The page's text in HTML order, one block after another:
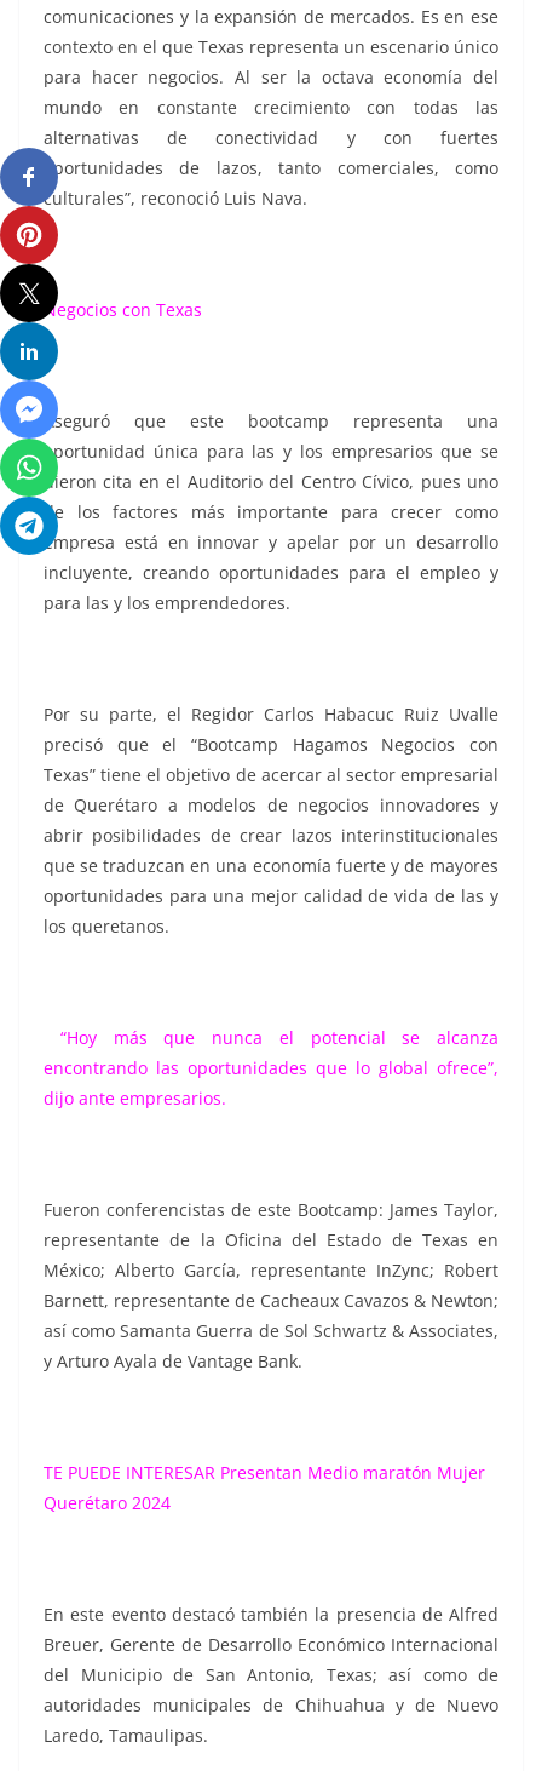
comunicaciones y la expansión de mercados. Es en ese
contexto en el que Texas representa un escenario único
para hacer negocios. Al ser la octava economía del
mundo en constante crecimiento con todas las
alternativas de conectividad y con fuertes
oportunidades de lazos, tanto comerciales, como
culturales”, reconoció Luis Nava.
Negocios con Texas
Aseguró que este bootcamp representa una
oportunidad única para las y los empresarios que se
dieron cita en el Auditorio del Centro Cívico, pues uno
de los factores más importante para crecer como
empresa está en innovar y apelar por un desarrollo
incluyente, creando oportunidades para el empleo y
para las y los emprendedores.
Por su parte, el Regidor Carlos Habacuc Ruiz Uvalle
precisó que el “Bootcamp Hagamos Negocios con
Texas” tiene el objetivo de acercar al sector empresarial
de Querétaro a modelos de negocios innovadores y
abrir posibilidades de crear lazos interinstitucionales
que se traduzcan en una economía fuerte y de mayores
oportunidades para una mejor calidad de vida de las y
los queretanos.
“Hoy más que nunca el potencial se alcanza
encontrando las oportunidades que lo global ofrece”,
dijo ante empresarios.
Fueron conferencistas de este Bootcamp: James Taylor,
representante de la Oficina del Estado de Texas en
México; Alberto García, representante InZync; Robert
Barnett, representante de Cacheaux Cavazos & Newton;
así como Samanta Guerra de Sol Schwartz & Associates,
y Arturo Ayala de Vantage Bank.
TE PUEDE INTERESAR Presentan Medio maratón Mujer
Querétaro 2024
En este evento destacó también la presencia de Alfred
Breuer, Gerente de Desarrollo Económico Internacional
del Municipio de San Antonio, Texas; así como de
autoridades municipales de Chihuahua y de Nuevo
Laredo, Tamaulipas.